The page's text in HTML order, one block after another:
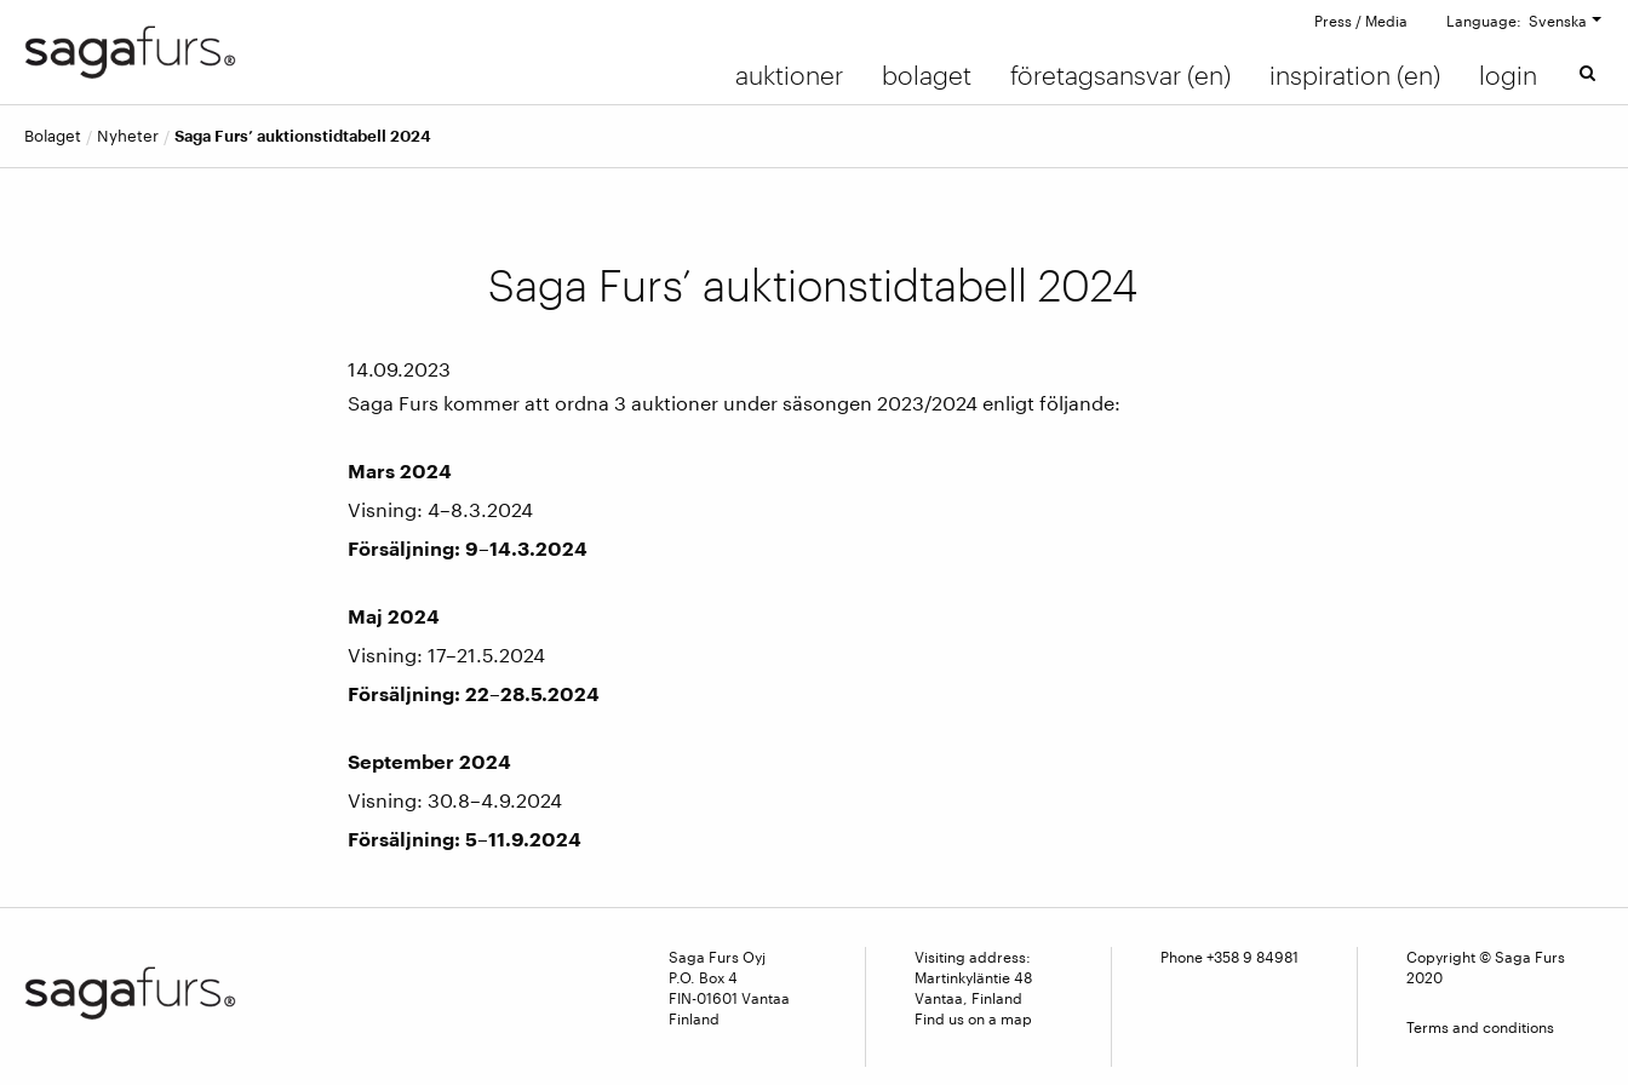
Press / Media Language: Svenska
auktioner bolaget företagsansvar (en) inspiration (en) login
bolaget nyheter Saga Furs’ auktionstidtabell 2024
Saga Furs’ auktionstidtabell 2024
14.09.2023
Saga Furs kommer att ordna 3 auktioner under säsongen 2023/2024 enligt följande:
Mars 2024
Visning: 4–8.3.2024
Försäljning: 9–14.3.2024
Maj 2024
Visning: 17–21.5.2024
Försäljning: 22–28.5.2024
September 2024
Visning: 30.8–4.9.2024
Försäljning: 5–11.9.2024
Saga Furs Oyj
P.O. Box 4
FIN-01601 Vantaa
Finland
Visiting address:
Martinkyläntie 48
Vantaa, Finland
Find us on a map
Phone +358 9 84981
Copyright © Saga Furs
2020
Terms and conditions